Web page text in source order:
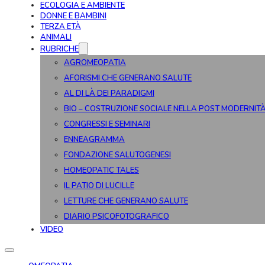
ECOLOGIA E AMBIENTE
DONNE E BAMBINI
TERZA ETÀ
ANIMALI
RUBRICHE
AGROMEOPATIA
AFORISMI CHE GENERANO SALUTE
AL DI LÀ DEI PARADIGMI
BIO – COSTRUZIONE SOCIALE NELLA POST
CONGRESSI E SEMINARI
ENNEAGRAMMA
FONDAZIONE SALUTOGENESI
HOMEOPATIC TALES
IL PATIO DI LUCILLE
LETTURE CHE GENERANO SALUTE
DIARIO PSICOFOTOGRAFICO
VIDEO